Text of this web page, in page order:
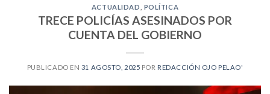
ACTUALIDAD POLÍTICA
TRECE POLICÍAS ASESINADOS POR
CUENTA DEL GOBIERNO
PUBLICADO EN 31 AGOSTO, 2025 POR REDACCIÓN OJO PELAO'